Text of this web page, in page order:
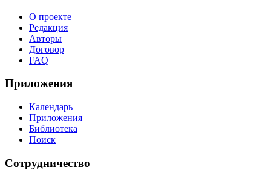
О проекте
Редакция
Авторы
Договор
FAQ
Приложения
Календарь
Приложения
Библиотека
Поиск
Сотрудничество